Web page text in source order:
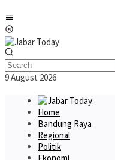
to
content
9 August 2026
Home
Bandung Raya
Regional
Politik